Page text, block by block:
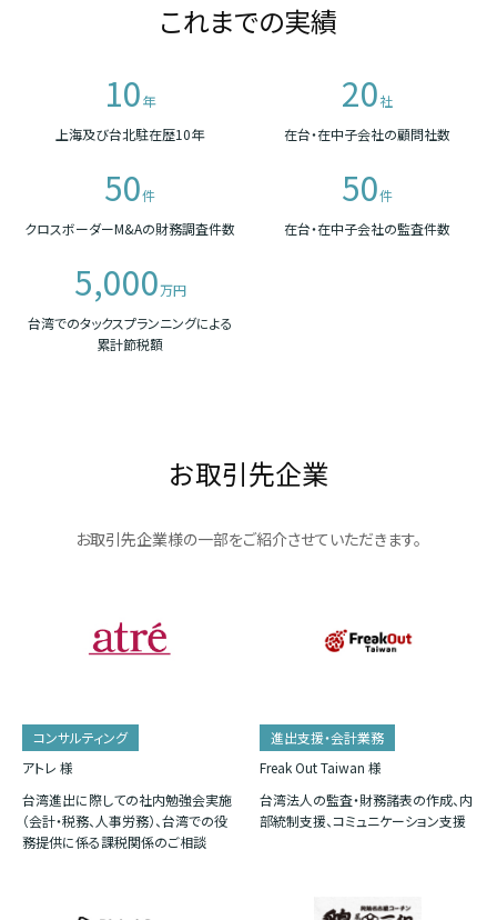
これまでの実績
10年
上海及び台北駐在歴10年
20社
在台・在中子会社の顧問社数
50件
クロスボーダーM&Aの財務調査件数
50件
在台・在中子会社の監査件数
5,000万円
台湾でのタックスプランニングによる
累計節税額
お取引先企業
お取引先企業様の一部をご紹介させていただきます。
コンサルティング
アトレ 様
台湾進出に際しての社内勉強会実施
（会計・税務、人事労務）、台湾での役
務提供に係る課税関係のご相談
進出支援・会計業務
Freak Out Taiwan 様
台湾法人の監査・財務諸表の作成、内
部統制支援、コミュニケーション支援